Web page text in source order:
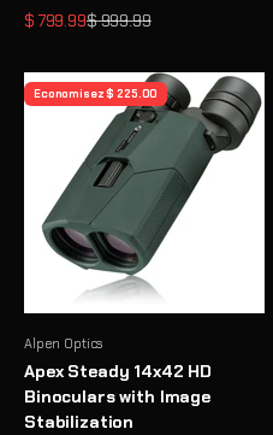
Prix de vente
$ 799.99Prix normal
$ 999.99
Economisez $ 225.00
Alpen Optics
Apex Steady 14x42 HD
Binoculars with Image
Stabilization